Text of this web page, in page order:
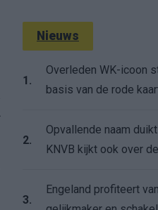
Nieuws
1.
Overleden WK-icoon
basis van de rode
2.
Opvallende naam
KNVB kijkt ook over
3.
Engeland profiteert